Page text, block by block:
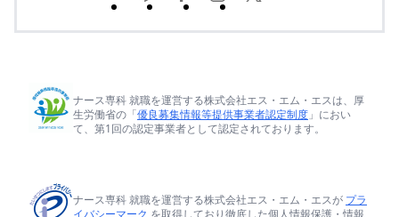
ナース専科 就職を運営する株式会社エス・エム・エスは、厚
生労働省の「優良募集情報等提供事業者認定制度 」におい
て、第1回の認定事業者として認定されております。
ナース専科 就職を運営する株式会社エス・エム・エスが プラ
イバシーマーク を取得しており徹底した個人情報保護・情報